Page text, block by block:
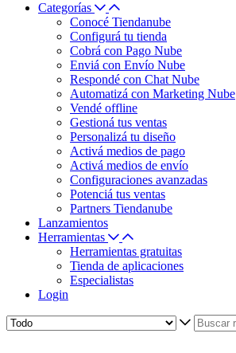
Categorías
Conocé Tiendanube
Configurá tu tienda
Cobrá con Pago Nube
Enviá con Envío Nube
Respondé con Chat Nube
Automatizá con Marketing Nube
Vendé offline
Gestioná tus ventas
Personalizá tu diseño
Activá medios de pago
Activá medios de envío
Configuraciones avanzadas
Potenciá tus ventas
Partners Tiendanube
Lanzamientos
Herramientas
Herramientas gratuitas
Tienda de aplicaciones
Especialistas
Login